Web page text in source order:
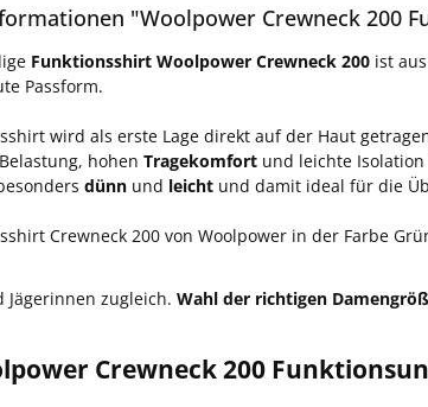
"Woolpower Crewneck 200
Funktionsshirt Woolpower Crewneck 200 ist
Passform.
wird als erste Lage direkt auf der Haut
hohen Tragekomfort und leichte Isolation
dünn und leicht und damit ideal für die
Crewneck 200 von Woolpower in der Farbe
Jägerinnen zugleich. Wahl der richtigen
Crewneck 200